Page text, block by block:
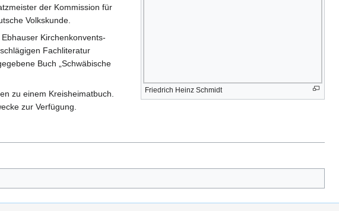
Friedrich Heinz Schmidt
der Kommission für
Volkskunde.
Kirchenkonvents-
Fachliteratur
Buch „Schwäbische
zu einem Kreisheimatbuch.
zur Verfügung.